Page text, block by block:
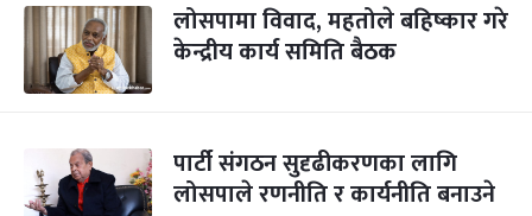
लोसपामा विवाद, महतोले बहिष्कार गरे
केन्द्रीय कार्य समिति बैठक
पार्टी संगठन सुदृढीकरणका लागि
लोसपाले रणनीति र कार्यनीति बनाउने